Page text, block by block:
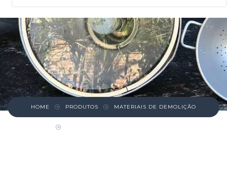
HOME PRODUTOS MATERIAIS DE DEMOLIÇÃO